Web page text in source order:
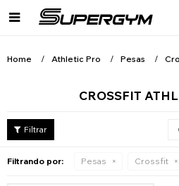

Home Athletic Pro Pesas
CROSSFIT
Filtrando por: Pesas Crossfit